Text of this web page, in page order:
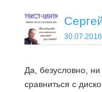
Да, безусловно,
сравниться с